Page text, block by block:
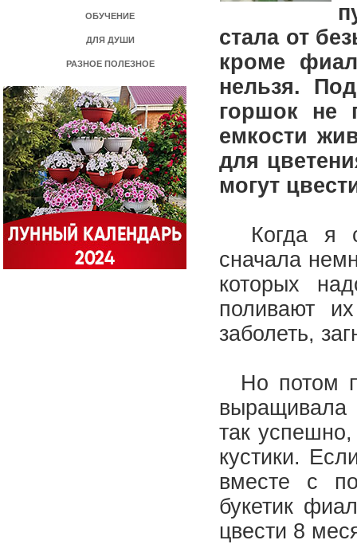
ОБУЧЕНИЕ
ДЛЯ ДУШИ
РАЗНОЕ ПОЛЕЗНОЕ
стала от
кроме
нельзя.
горшок не
емкости
для
могут
Когда я
сначала
которых
поливают
заболеть,
Но потом
выращивала
так
кустики.
вместе с
букетик
цвести 8